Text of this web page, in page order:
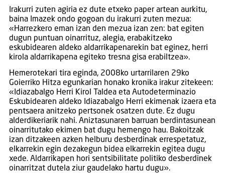
Irakurri zuten agiria ez dute etxeko paper artean aurkitu,
baina Imazek ondo gogoan du irakurri zuten mezua:
«Harrezkero eman izan den mezua izan zen: bat egiten
dugun puntuan oinarrituz, alegia, erabakitzeko
eskubidearen aldeko aldarrikapenarekin bat eginez, herri
kirola aldarrikapena egiteko tresna gisa erabiltzea».
Hemerotekari tira eginda, 2008ko urtarrilaren 29ko
Goierriko Hitza egunkarian honako kronika irakur zitekeen:
«Idiazabalgo Herri Kirol Taldea eta Autodeterminazio
Eskubidearen aldeko Idiazabalgo Herri ekimenak izaera eta
pentsaera anitzeko pertsonek osatzen dute. Ez dugu
alderdikeriarik nahi. Aniztasunaren barruan berdintasunean
oinarritutako ekimen bat dugu hemengo hau. Bakoitzak
izan ditzakeen azken helburu desberdinak errespetatuz,
elkarrekin egin dezakegun bidea elkarrekin egitea dugu
xede. Aldarrikapen hori sentsibilitate politiko desberdinek
oinarritzat dutela ziur gaudelako hartu dugu».